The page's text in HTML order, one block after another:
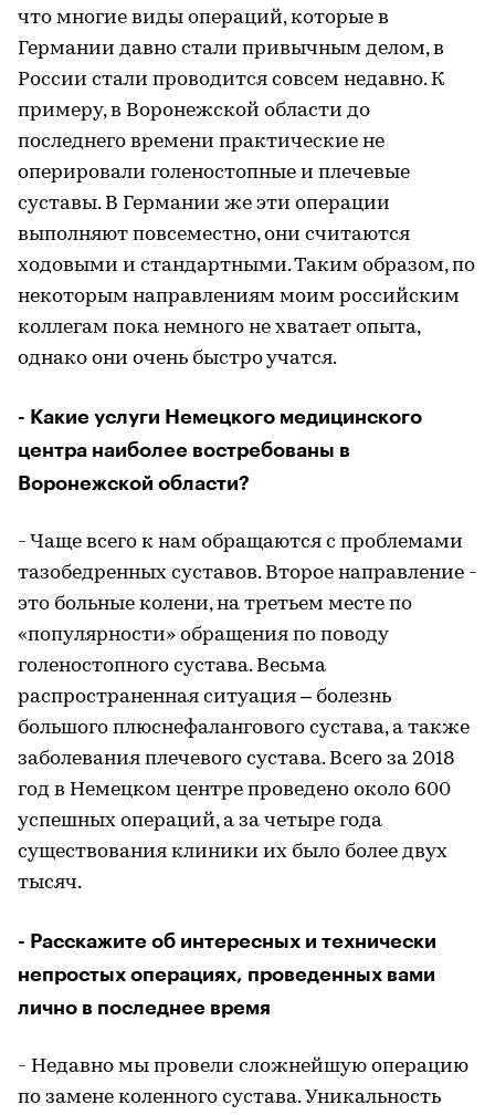
что многие виды операций, которые в
Германии давно стали привычным делом, в
России стали проводится совсем недавно. К
примеру, в Воронежской области до
последнего времени практические не
оперировали голеностопные и плечевые
суставы. В Германии же эти операции
выполняют повсеместно, они считаются
ходовыми и стандартными. Таким образом, по
некоторым направлениям моим российским
коллегам пока немного не хватает опыта,
однако они очень быстро учатся.
- Какие услуги Немецкого медицинского
центра наиболее востребованы в
Воронежской области?
- Чаще всего к нам обращаются с проблемами
тазобедренных суставов. Второе направление -
это больные колени, на третьем месте по
«популярности» обращения по поводу
голеностопного сустава. Весьма
распространенная ситуация – болезнь
большого плюснефалангового сустава, а также
заболевания плечевого сустава. Всего за 2018
год в Немецком центре проведено около 600
успешных операций, а за четыре года
существования клиники их было более двух
тысяч.
- Расскажите об интересных и технически
непростых операциях, проведенных вами
лично в последнее время
- Недавно мы провели сложнейшую операцию
по замене коленного сустава. Уникальность